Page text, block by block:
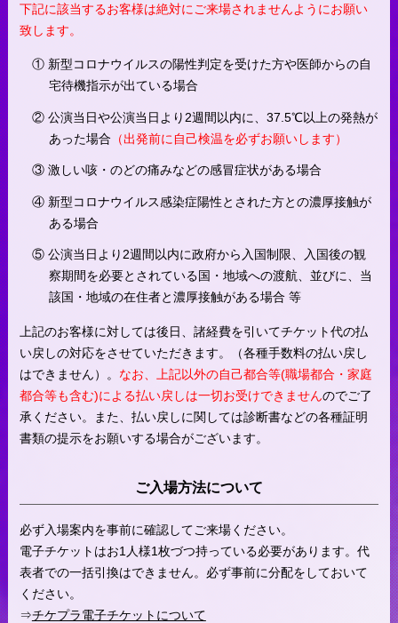
下記に該当するお客様は絶対にご来場されませんようにお願い
致します。
① 新型コロナウイルスの陽性判定を受けた方や医師からの自
宅待機指示が出ている場合
② 公演当日や公演当日より2週間以内に、37.5℃以上の発熱が
あった場合（出発前に自己検温を必ずお願いします）
③ 激しい咳・のどの痛みなどの感冒症状がある場合
④ 新型コロナウイルス感染症陽性とされた方との濃厚接触が
ある場合
⑤ 公演当日より2週間以内に政府から入国制限、入国後の観
察期間を必要とされている国・地域への渡航、並びに、当
該国・地域の在住者と濃厚接触がある場合 等
上記のお客様に対しては後日、諸経費を引いてチケット代の払
い戻しの対応をさせていただきます。（各種手数料の払い戻し
はできません）。 なお、上記以外の自己都合等(職場都合・家庭
都合等も含む)による払い戻しは一切お受けできませんのでご了
承ください。また、払い戻しに関しては診断書などの各種証明
書類の提示をお願いする場合がございます。
ご入場方法について
必ず入場案内を事前に確認してご来場ください。
電子チケットはお1人様1枚づつ持っている必要があります。代
表者での一括引換はできません。必ず事前に分配をしておいて
ください。
⇒チケプラ電子チケットについて